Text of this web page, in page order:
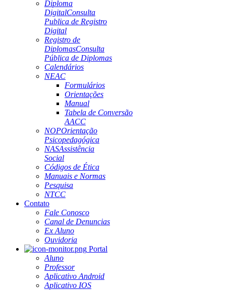
Diploma
DigitalConsulta
Publica de Registro
Digital
Registro de
DiplomasConsulta
Pública de Diplomas
Calendários
NEAC
Formulários
Orientações
Manual
Tabela de Conversão
AACC
NOPOrientação
Psicopedagógica
NASAssistência
Social
Códigos de Ética
Manuais e Normas
Pesquisa
NTCC
Contato
Fale Conosco
Canal de Denuncias
Ex Aluno
Ouvidoria
Portal
Aluno
Professor
Aplicativo Android
Aplicativo IOS